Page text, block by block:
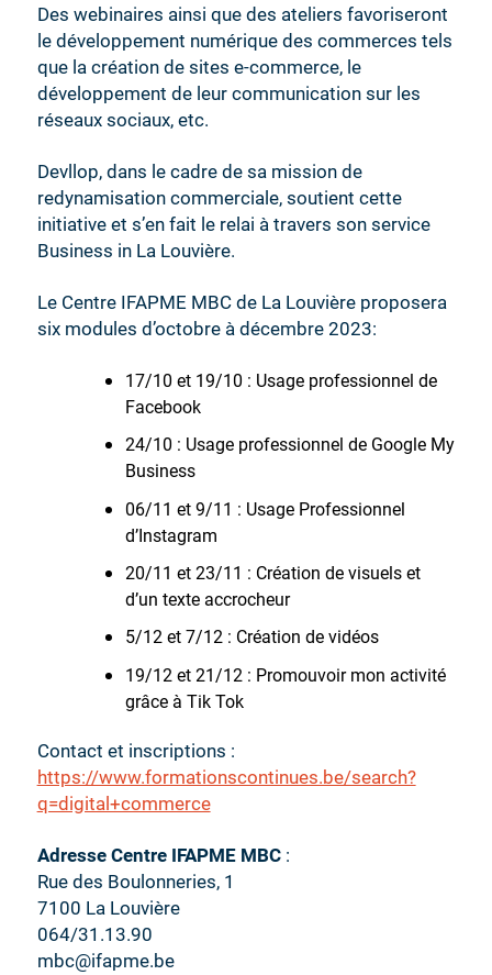
Des webinaires ainsi que des ateliers favoriseront
le développement numérique des commerces tels
que la création de sites e-commerce, le
développement de leur communication sur les
réseaux sociaux, etc.
Devllop, dans le cadre de sa mission de
redynamisation commerciale, soutient cette
initiative et s’en fait le relai à travers son service
Business in La Louvière.
Le Centre IFAPME MBC de La Louvière proposera
six modules d’octobre à décembre 2023:
17/10 et 19/10 : Usage professionnel de
Facebook
24/10 : Usage professionnel de Google My
Business
06/11 et 9/11 : Usage Professionnel
d’Instagram
20/11 et 23/11 : Création de visuels et
d’un texte accrocheur
5/12 et 7/12 : Création de vidéos
19/12 et 21/12 : Promouvoir mon activité
grâce à Tik Tok
Contact et inscriptions :
https://www.formationscontinues.be/search?
q=digital+commerce
Adresse Centre IFAPME MBC:
Rue des Boulonneries, 1
7100 La Louvière
064/31.13.90
mbc@ifapme.be